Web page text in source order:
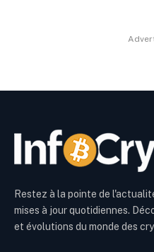
Restez à la pointe de
mises à jour quotidiennes.
et évolutions du monde des